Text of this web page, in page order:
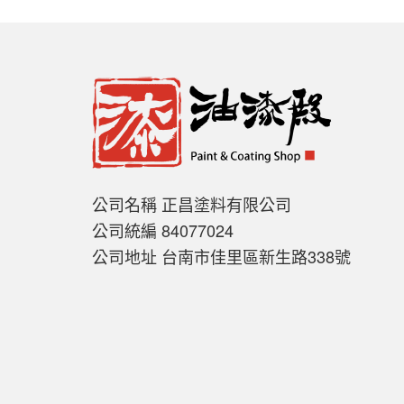
公司名稱 正昌塗料有限公司
公司統編 84077024
公司地址 台南市佳里區新生路338號